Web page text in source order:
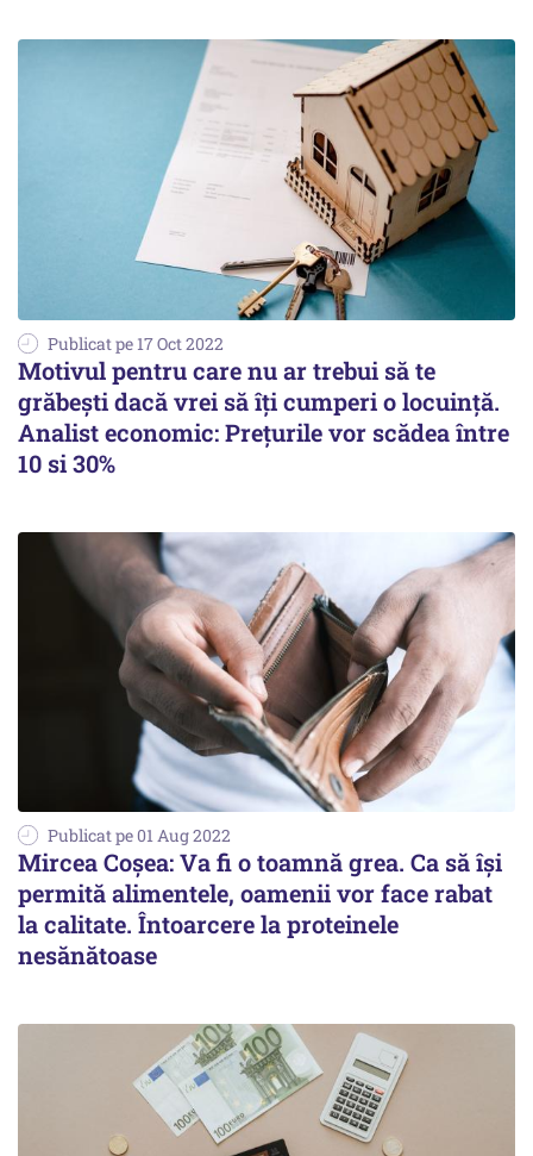
Publicat pe 17 Oct 2022
Motivul pentru care nu ar trebui să te
grăbești dacă vrei să îți cumperi o locuință.
Analist economic: Prețurile vor scădea între
10 si 30%
Publicat pe 01 Aug 2022
Mircea Coșea: Va fi o toamnă grea. Ca să îşi
permită alimentele, oamenii vor face rabat
la calitate. Întoarcere la proteinele
nesănătoase